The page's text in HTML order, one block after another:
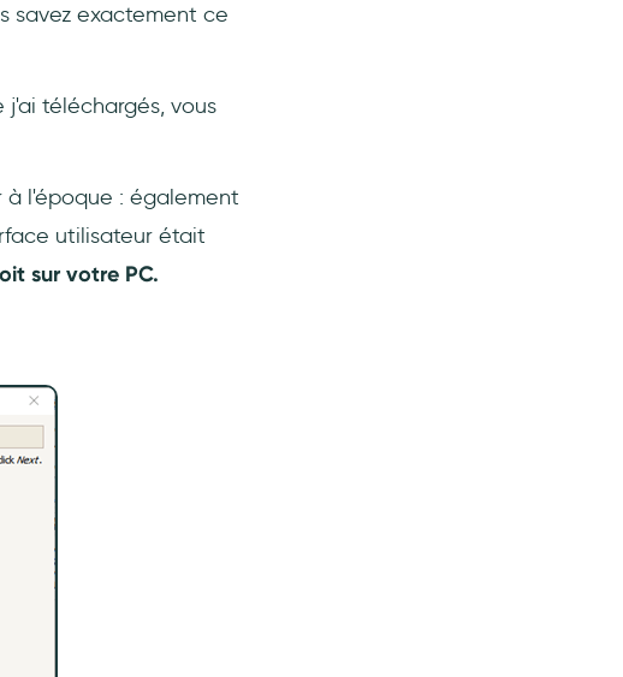
savez exactement ce
téléchargés, vous
à l'époque : également
utilisateur était
sur votre PC.